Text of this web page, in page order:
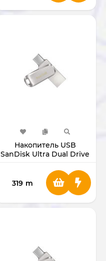
Накопитель USB
SanDisk Ultra Dual Drive
319 m